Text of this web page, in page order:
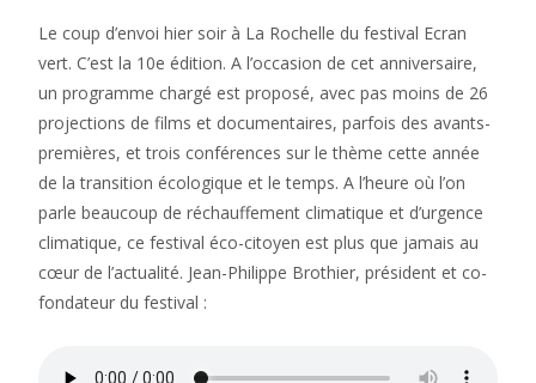
Le coup d’envoi hier soir à La Rochelle du festival Ecran
vert. C’est la 10e édition. A l’occasion de cet anniversaire,
un programme chargé est proposé, avec pas moins de 26
projections de films et documentaires, parfois des avants-
premières, et trois conférences sur le thème cette année
de la transition écologique et le temps. A l’heure où l’on
parle beaucoup de réchauffement climatique et d’urgence
climatique, ce festival éco-citoyen est plus que jamais au
cœur de l’actualité. Jean-Philippe Brothier, président et co-
fondateur du festival :